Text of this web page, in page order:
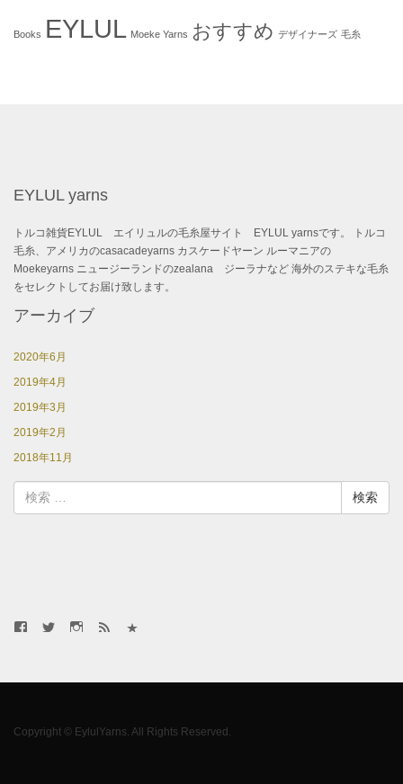
Books EYLUL Moeke Yarns おすすめ デザイナーズ 毛糸
EYLUL yarns
トルコ雑貨EYLUL エイリュルの毛糸屋サイト EYLUL yarnsです。 トルコ
毛糸、アメリカのcasacadeyarns カスケードヤーン ルーマニアの
Moekeyarns ニュージーランドのzealana ジーラナなど 海外のステキな毛糸
をセレクトしてお届け致します。
アーカイブ
2020年6月
2019年4月
2019年3月
2019年2月
2018年11月
索:
RSSmagazine
Copyright © EylulYarns. All Rights Reserved.